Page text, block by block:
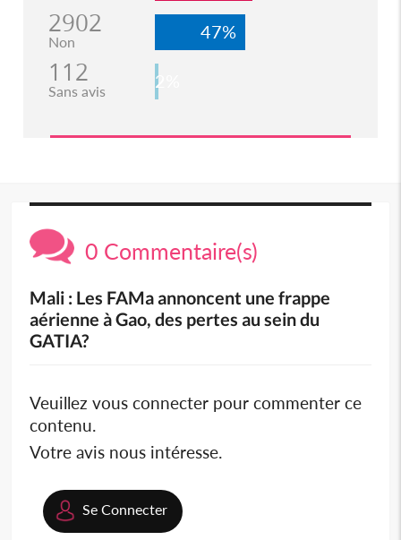
2902
Non 47%
112
Sans avis 2%
0 Commentaire(s)
Mali : Les FAMa annoncent une frappe
aérienne à Gao, des pertes au sein du
GATIA?
Veuillez vous connecter pour commenter ce
contenu.
Votre avis nous intéresse.
Se Connecter